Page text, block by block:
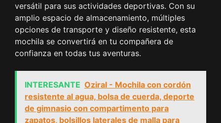
versátil para sus actividades deportivas. Con su
amplio espacio de almacenamiento, múltiples
opciones de transporte y diseño resistente, esta
mochila se convertirá en tu compañera de
confianza en todas tus aventuras.
INTERESANTE Oziral - Mochila con cordón
resistente al agua, bolsa de cuerda, deporte
de gimnasio con compartimento para
zapatos, bolsillos laterales de malla para